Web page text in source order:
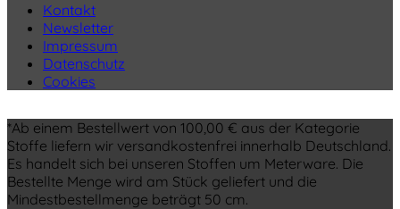
Kontakt
Newsletter
Impressum
Datenschutz
Cookies
*Ab einem Bestellwert von 100,00 € aus der Kategorie
Stoffe liefern wir versandkostenfrei innerhalb Deutschland.
Es handelt sich bei unseren Stoffen um Meterware. Die
Bestellte Menge wird am Stück geliefert und die
Mindestbestellmenge beträgt 50 cm.